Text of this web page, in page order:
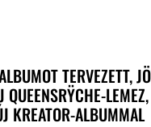
TERVEZETT,
QUEENSRŸCHE-
KREATOR-ALBUMMAL